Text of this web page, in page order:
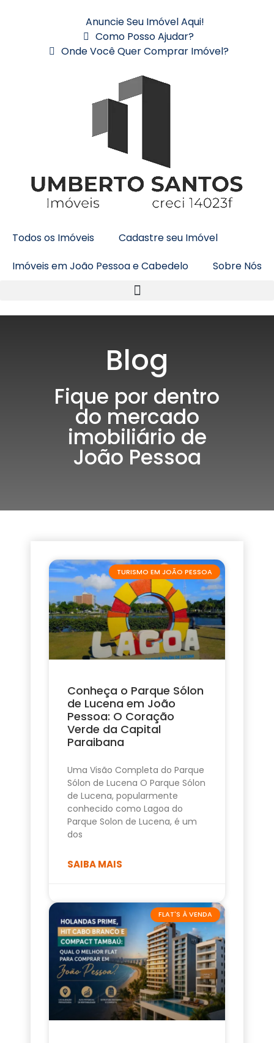
Anuncie Seu Imóvel Aqui!
Como Posso Ajudar?
Onde Você Quer Comprar Imóvel?
Todos os Imóveis
Cadastre seu Imóvel
Imóveis em João Pessoa e Cabedelo
Sobre Nós
Blog
Fique por dentro
do mercado
imobiliário de
João Pessoa
TURISMO EM JOÃO PESSOA
Conheça o Parque Sólon
de Lucena em João
Pessoa: O Coração
Verde da Capital
Paraibana
Uma Visão Completa do Parque
Sólon de Lucena O Parque Sólon
de Lucena, popularmente
conhecido como Lagoa do
Parque Solon de Lucena, é um
dos
SAIBA MAIS
FLAT'S À VENDA